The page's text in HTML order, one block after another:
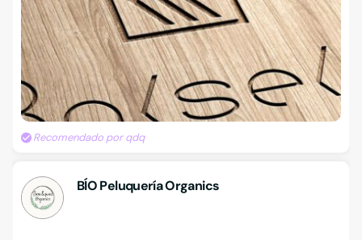
Recomendado por qdq
BÍO Peluquería Organics